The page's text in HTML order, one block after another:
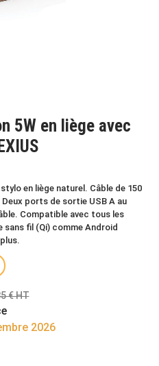
5W en liège avec
en liège naturel. Câble de 150
Deux ports de sortie USB A au
Compatible avec tous les
fil (Qi) comme Android
€ HT
2026